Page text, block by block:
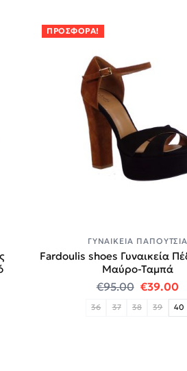
€69.00.
τιμή είναι: €39.00.
ΠΡΟΣΦΟΡΆ!
ΓΥΝΑΙΚΕΊΑ ΠΑΠΟΎΤΣΙΑ
Fardoulis shoes Γυναικεία
Μαύρο-Ταμπά
€95.00 Original
€39.00Η
36 37 38 39 40